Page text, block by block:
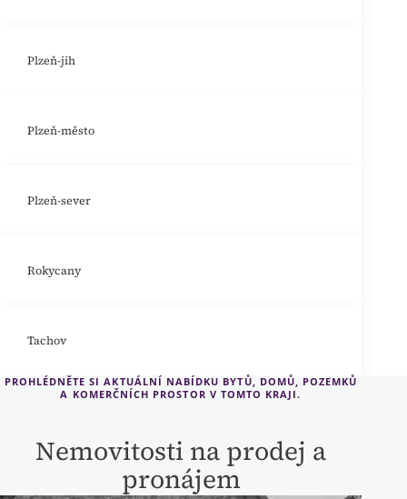
Plzeň-jih
Plzeň-město
Plzeň-sever
Rokycany
Tachov
PROHLÉDNĚTE SI AKTUÁLNÍ NABÍDKU BYTŮ, DOMŮ, POZEMKŮ
A KOMERČNÍCH PROSTOR V TOMTO KRAJI.
Nemovitosti na prodej a
pronájem